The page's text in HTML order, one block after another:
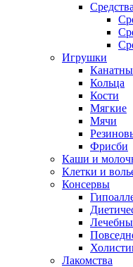
Игрушки
Кольца
Кости
Мягкие
Мячи
Фрисби
Каши и
Клетки и
Консервы
Лакомства